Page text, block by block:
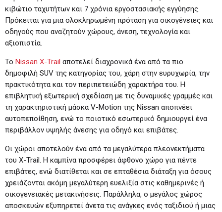
κιβώτιο ταχυτήτων και 7 χρόνια εργοστασιακής εγγύησης.
Πρόκειται για μια ολοκληρωμένη πρόταση για οικογένειες και
οδηγούς που αναζητούν χώρους, άνεση, τεχνολογία και
αξιοπιστία.
Το Nissan X-Trail αποτελεί διαχρονικά ένα από τα πιο
δημοφιλή SUV της κατηγορίας του, χάρη στην ευρυχωρία, την
πρακτικότητα και τον περιπετειώδη χαρακτήρα του. Η
επιβλητική εξωτερική σχεδίαση με τις δυναμικές γραμμές και
τη χαρακτηριστική μάσκα V-Motion της Nissan αποπνέει
αυτοπεποίθηση, ενώ το ποιοτικό εσωτερικό δημιουργεί ένα
περιβάλλον υψηλής άνεσης για οδηγό και επιβάτες.
Οι χώροι αποτελούν ένα από τα μεγαλύτερα πλεονεκτήματα
του X-Trail. Η καμπίνα προσφέρει άφθονο χώρο για πέντε
επιβάτες, ενώ διατίθεται και σε επταθέσια διάταξη για όσους
χρειάζονται ακόμη μεγαλύτερη ευελιξία στις καθημερινές ή
οικογενειακές μετακινήσεις. Παράλληλα, ο μεγάλος χώρος
αποσκευών εξυπηρετεί άνετα τις ανάγκες ενός ταξιδιού ή μιας